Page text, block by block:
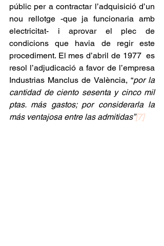
públic per a contractar l’adquisició d’un
nou rellotge -que ja funcionaria amb
electricitat- i aprovar el plec de
condicions que havia de regir este
procediment. El mes d’abril de 1977  es
resol l’adjudicació a favor de l’empresa
Industrias Manclus de València, “por la
cantidad de ciento sesenta y cinco mil
ptas. más gastos; por considerarla la
más ventajosa entre las admitidas”[7]